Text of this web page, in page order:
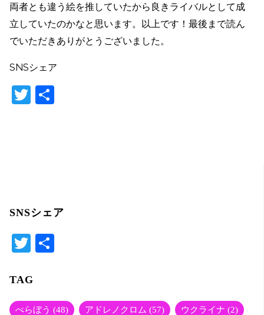
両者とも違う絵を推していたから良きライバルとして成
立していたのかなと思います。以上です！最後まで読ん
でいただきありがとうございました。
SNSシェア
T
SNSシェア
T
tte
r
TAG
べらぼう (48) アドレノクロム (57) ウクライナ (2)